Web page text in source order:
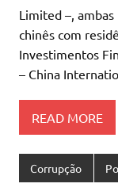
Limited –,
chinês com
Investimentos
– China
READ MORE
Corrupção